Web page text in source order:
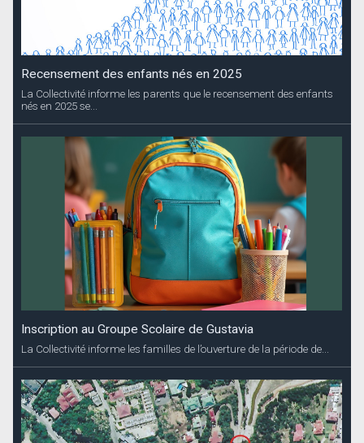
Recensement des enfants nés en 2025
La Collectivité informe les parents que le recensement des enfants
nés en 2025 se...
Inscription au Groupe Scolaire de Gustavia
La Collectivité informe les familles de l’ouverture de la période de...